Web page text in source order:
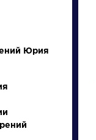
Юрия